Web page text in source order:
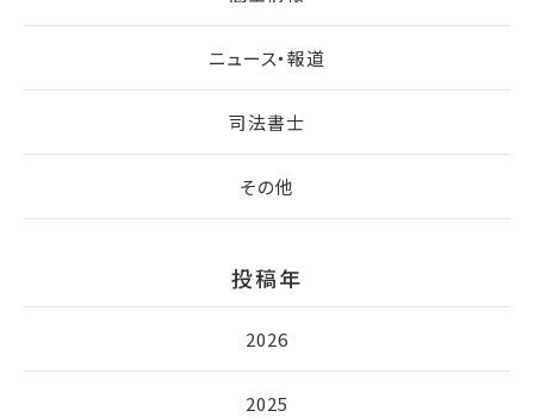
ニュース・報道
司法書士
その他
投稿年
2026
2025